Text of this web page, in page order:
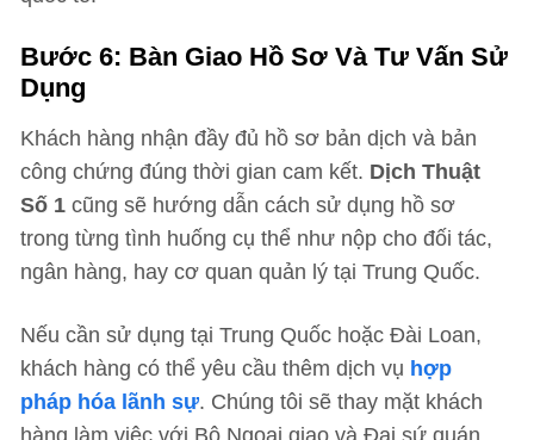
Bước 6: Bàn Giao Hồ Sơ Và Tư Vấn Sử
Dụng
Khách hàng nhận đầy đủ hồ sơ bản dịch và bản
công chứng đúng thời gian cam kết. Dịch Thuật
Số 1 cũng sẽ hướng dẫn cách sử dụng hồ sơ
trong từng tình huống cụ thể như nộp cho đối tác,
ngân hàng, hay cơ quan quản lý tại Trung Quốc.
Nếu cần sử dụng tại Trung Quốc hoặc Đài Loan,
khách hàng có thể yêu cầu thêm dịch vụ hợp
pháp hóa lãnh sự. Chúng tôi sẽ thay mặt khách
hàng làm việc với Bộ Ngoại giao và Đại sứ quán